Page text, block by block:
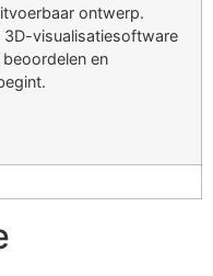
ontwerp.
3D-visualisatiesoftware
en